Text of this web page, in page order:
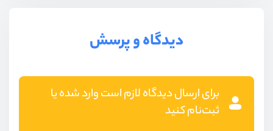
دیدگاه و پرسش
برای ارسال دیدگاه لازم است وارد شده یا
ثبت‌نام کنید